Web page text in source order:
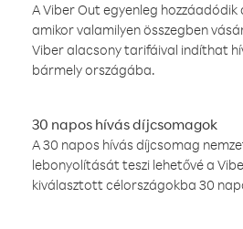
A Viber Out egyenleg hozzáadódik
amikor valamilyen összegben
Viber alacsony tarifáival indíthat
bármely országába.
30 napos hívás díjcsomagok
A 30 napos hívás díjcsomag
lebonyolítását teszi lehetővé a
kiválasztott célországokba 30